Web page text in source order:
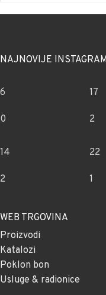
NAJNOVIJE
6
0
17
2
14
2
22
1
WEB TRGOVINA
Proizvodi
Katalozi
Poklon bon
Usluge & radionice